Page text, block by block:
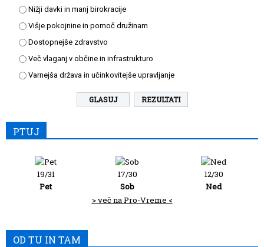
Nižji davki in manj birokracije
Višje pokojnine in pomoč družinam
Dostopnejše zdravstvo
Več vlaganj v občine in infrastrukturo
Varnejša država in učinkovitejše upravljanje
REZULTATI
PTUJ
19/31
Pet
17/30
Sob
12/30
Ned
> več na Pro-Vreme <
OD TU IN TAM